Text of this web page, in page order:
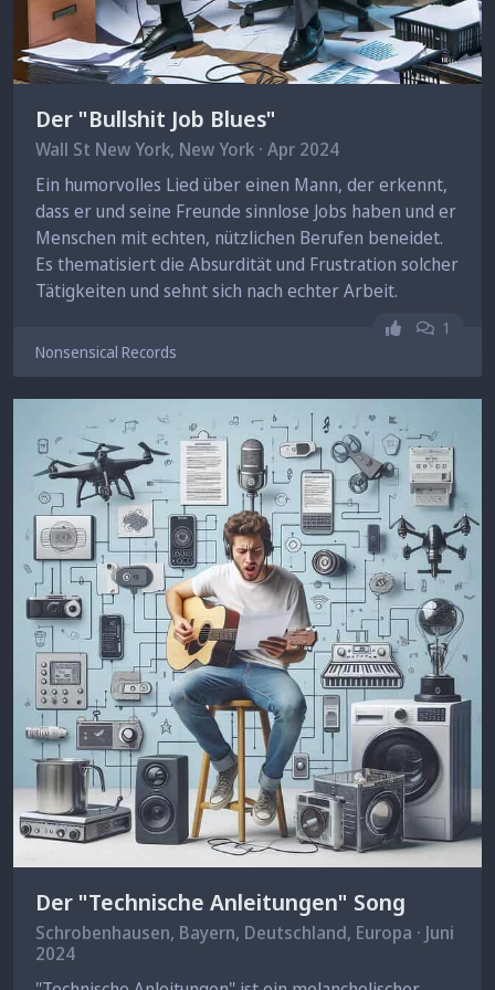
Der "Bullshit Job Blues"
Wall St New York, New York · Apr 2024
Ein humorvolles Lied über einen Mann, der erkennt,
dass er und seine Freunde sinnlose Jobs haben und er
Menschen mit echten, nützlichen Berufen beneidet.
Es thematisiert die Absurdität und Frustration solcher
Tätigkeiten und sehnt sich nach echter Arbeit.
Gefällt mir
1
Nonsensical Records
Der "Technische Anleitungen" Song
Schrobenhausen, Bayern, Deutschland, Europa · Juni
2024